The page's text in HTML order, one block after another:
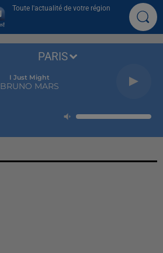
Toute l'actualité de votre région
I Just Might
BRUNO MARS
PARIS